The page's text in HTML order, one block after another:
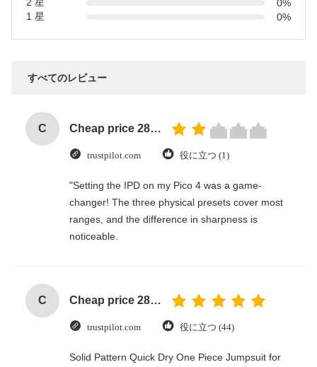
0%
1 星
0%
すべてのレビュー
C Cheap price 28mm Aluminium Curtain Rod 1.2mm thickness with plastic final
trustpilot.com 役に立つ (1)
"Setting the IPD on my Pico 4 was a game-
changer! The three physical presets cover most
ranges, and the difference in sharpness is
noticeable.
C Cheap price 28mm Aluminium Curtain Rod 1.2mm thickness with plastic final
trustpilot.com 役に立つ (44)
Solid Pattern Quick Dry One Piece Jumpsuit for